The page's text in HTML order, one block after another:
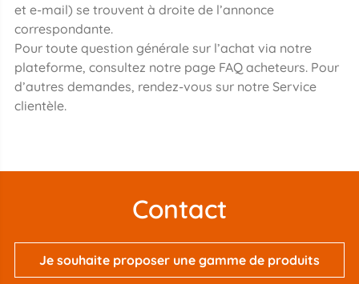
et e-mail) se trouvent à droite de l’annonce
correspondante.
Pour toute question générale sur l’achat via notre
plateforme, consultez notre page FAQ acheteurs. Pour
d’autres demandes, rendez-vous sur notre Service
clientèle.
Contact
Je souhaite proposer une gamme de produits